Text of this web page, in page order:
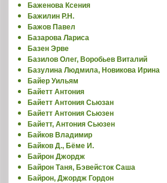
Баженова Ксения
Бажилин Р.Н.
Бажов Павел
Базарова Лариса
Базен Эрве
Базилов Олег, Воробьев Виталий
Базулина Людмила, Новикова Ирина
Байер Уильям
Байетт Антония
Байетт Антония Сьюзан
Байетт Антония Сьюзен
Байетт, Антония Сьюзен
Байков Владимир
Байков Д., Бёме И.
Байрон Джордж
Байрон Таня, Бэвейсток Саша
Байрон, Джордж Гордон